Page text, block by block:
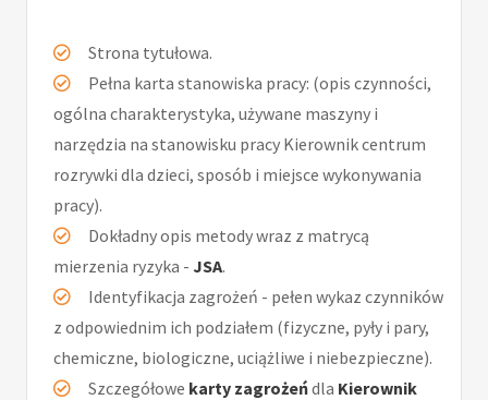
Strona tytułowa.
Pełna karta stanowiska pracy: (opis czynności,
ogólna charakterystyka, używane maszyny i
narzędzia na stanowisku pracy Kierownik centrum
rozrywki dla dzieci, sposób i miejsce wykonywania
pracy).
Dokładny opis metody wraz z matrycą
mierzenia ryzyka - JSA.
Identyfikacja zagrożeń - pełen wykaz czynników
z odpowiednim ich podziałem (fizyczne, pyły i pary,
chemiczne, biologiczne, uciążliwe i niebezpieczne).
Szczegółowe karty zagrożeńdla Kierownik